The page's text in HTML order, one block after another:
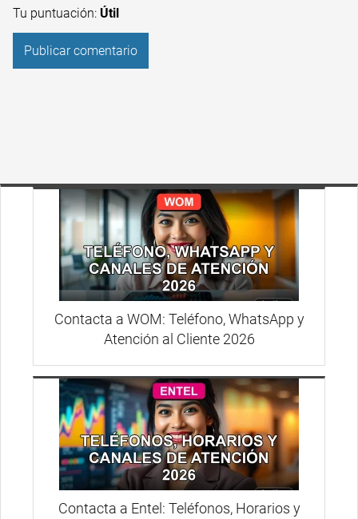
Tu puntuación: Útil
Contacta a WOM: Teléfono, WhatsApp y
Atención al Cliente 2026
Contacta a Entel: Teléfonos, Horarios y